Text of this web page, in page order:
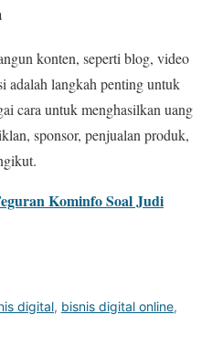
konten, seperti blog, video
adalah langkah penting untuk
cara untuk menghasilkan uang
sponsor, penjualan produk,
Kominfo Soal Judi
digital, bisnis digital online,